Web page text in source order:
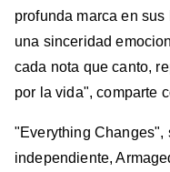
profunda marca en
una sinceridad
cada nota que canto,
por la vida", comparte
"Everything Changes",
independiente,